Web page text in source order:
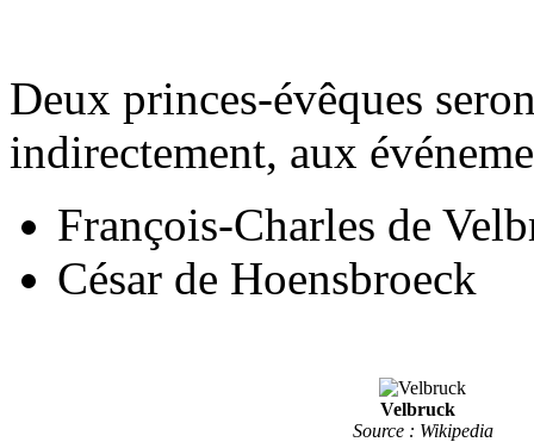
Deux princes-évêques
indirectement, aux
François-Charles de
César de Hoensbroeck
Velbruck
Source : Wikipedia